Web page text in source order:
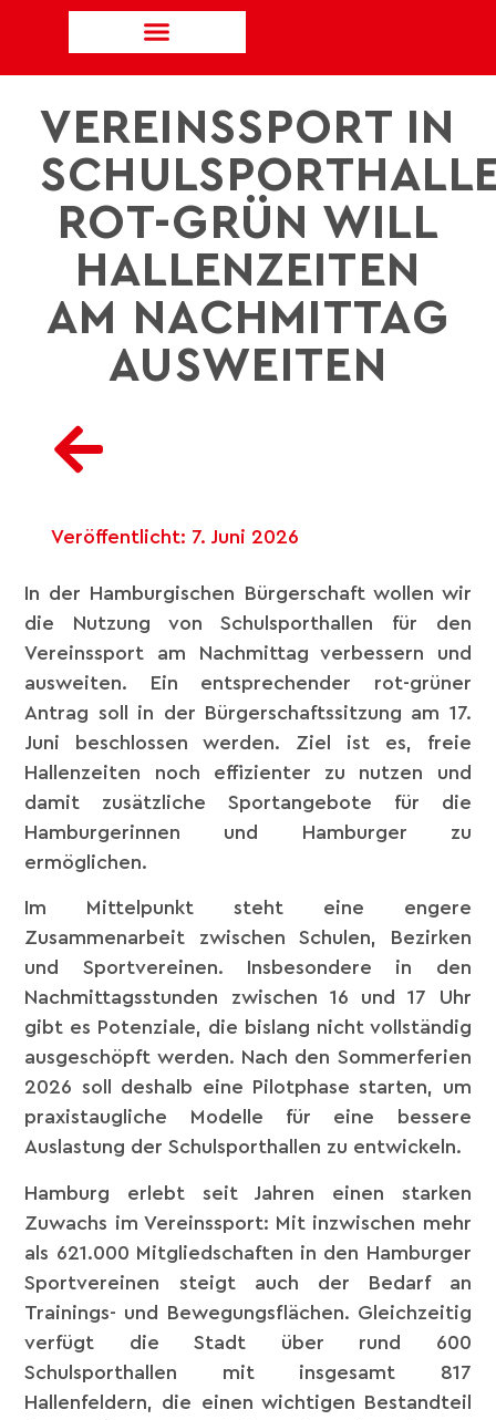
VEREINSSPORT IN
ROT-GRÜN WILL
HALLENZEITEN
AM NACHMITTAG
AUSWEITEN
Veröffentlicht: 7. Juni 2026
In der Hamburgischen Bürgerschaft wollen wir
die Nutzung von Schulsporthallen für den
Vereinssport am Nachmittag verbessern und
ausweiten. Ein entsprechender rot-grüner
Antrag soll in der Bürgerschaftssitzung am 17.
Juni beschlossen werden. Ziel ist es, freie
Hallenzeiten noch effizienter zu nutzen und
damit zusätzliche Sportangebote für die
Hamburgerinnen und Hamburger zu
ermöglichen.
Im Mittelpunkt steht eine engere
Zusammenarbeit zwischen Schulen, Bezirken
und Sportvereinen. Insbesondere in den
Nachmittagsstunden zwischen 16 und 17 Uhr
gibt es Potenziale, die bislang nicht vollständig
ausgeschöpft werden. Nach den Sommerferien
2026 soll deshalb eine Pilotphase starten, um
praxistaugliche Modelle für eine bessere
Auslastung der Schulsporthallen zu entwickeln.
Hamburg erlebt seit Jahren einen starken
Zuwachs im Vereinssport: Mit inzwischen mehr
als 621.000 Mitgliedschaften in den Hamburger
Sportvereinen steigt auch der Bedarf an
Trainings- und Bewegungsflächen. Gleichzeitig
verfügt die Stadt über rund 600
Schulsporthallen mit insgesamt 817
Hallenfeldern, die einen wichtigen Bestandteil